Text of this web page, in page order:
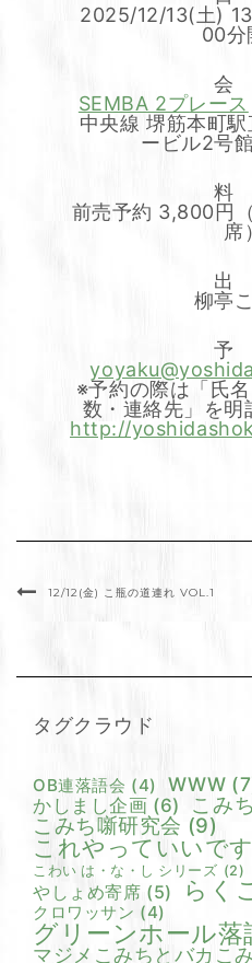
2025/12/13(土)
00分
会
SEMBA 2プレース
中央線 堺筋本町
ービル2号
料
前売予約 3,800円
席
出
柳亭
予
※予約の際は「氏
数・連絡先」を明
http://
12/12(金) こ瓶の道連れ VOL.1
タグクラウド
OB連落語会 (4) WWW
かしまし企画 (6) こみ
こみち噺研究会 (9)
これやっていいで
こわい は・な・し シリーズ (2)
やしょめ寄席 (5) らく
クロワッサン (4)
グリーンホール落
マジメこみちとバカこ